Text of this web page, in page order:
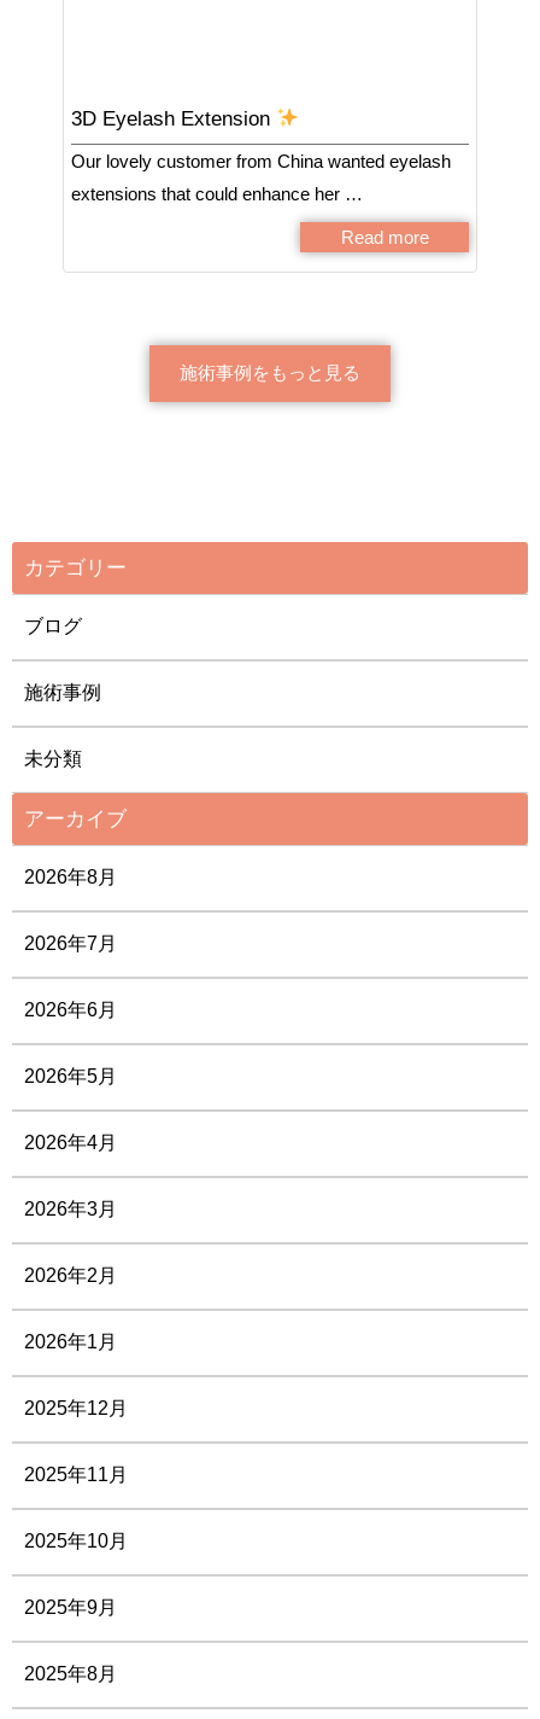
3D Eyelash Extension
Our lovely customer from China wanted eyelash
extensions that could enhance her …
Read more
施術事例をもっと見る
カテゴリー
ブログ
施術事例
未分類
アーカイブ
2026年8月
2026年7月
2026年6月
2026年5月
2026年4月
2026年3月
2026年2月
2026年1月
2025年12月
2025年11月
2025年10月
2025年9月
2025年8月